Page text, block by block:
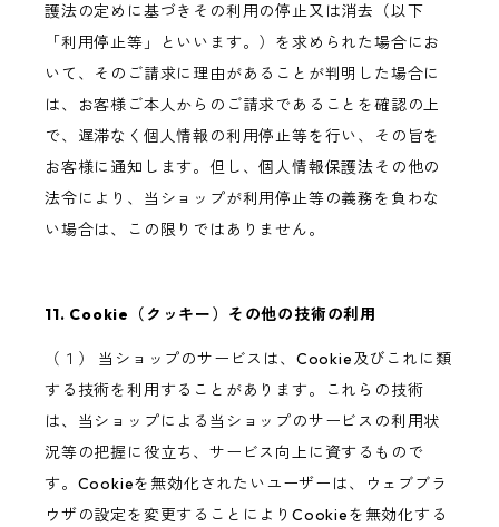
護法の定めに基づきその利用の停止又は消去（以下
「利用停止等」といいます。）を求められた場合にお
いて、そのご請求に理由があることが判明した場合に
は、お客様ご本人からのご請求であることを確認の上
で、遅滞なく個人情報の利用停止等を行い、その旨を
お客様に通知します。但し、個人情報保護法その他の
法令により、当ショップが利用停止等の義務を負わな
い場合は、この限りではありません。
11. Cookie（クッキー）その他の技術の利用
（１） 当ショップのサービスは、Cookie及びこれに類
する技術を利用することがあります。これらの技術
は、当ショップによる当ショップのサービスの利用状
況等の把握に役立ち、サービス向上に資するもので
す。Cookieを無効化されたいユーザーは、ウェブブラ
ウザの設定を変更することによりCookieを無効化する